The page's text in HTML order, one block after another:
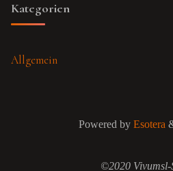
Kategorien
Allgemein
Powered byEsotera
©2020 Vivumsl-